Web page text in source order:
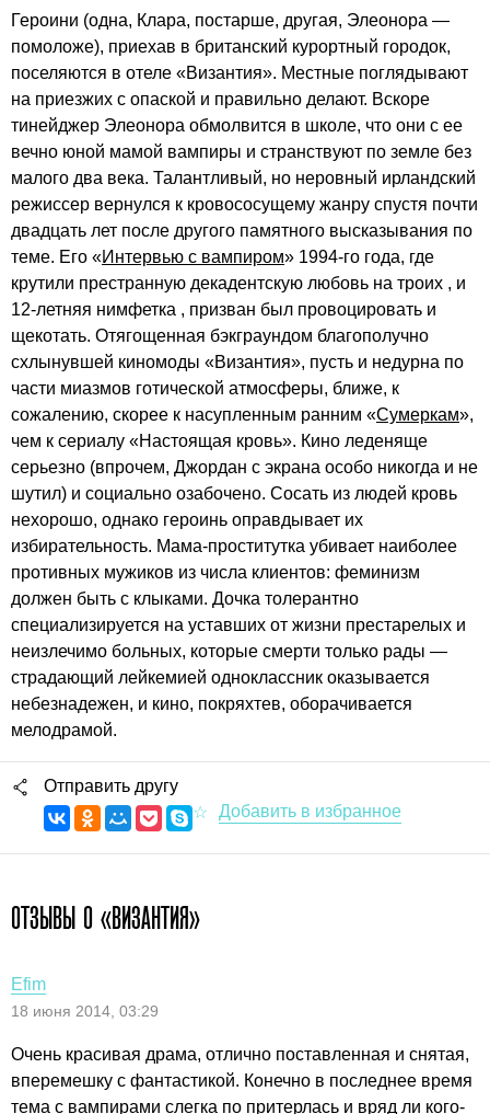
Героини (одна, Клара, постарше, другая, Элеонора —
помоложе), приехав в британский курортный городок,
поселяются в отеле «Византия». Местные поглядывают
на приезжих с опаской и правильно делают. Вскоре
тинейджер Элеонора обмолвится в школе, что они с ее
вечно юной мамой вампиры и странствуют по земле без
малого два века. Талантливый, но неровный ирландский
режиссер вернулся к кровососущему жанру спустя почти
двадцать лет после другого памятного высказывания по
теме. Его «Интервью с вампиром» 1994-го года, где
крутили престранную декадентскую любовь на троих , и
12-летняя нимфетка , призван был провоцировать и
щекотать. Отягощенная бэкграундом благополучно
схлынувшей киномоды «Византия», пусть и недурна по
части миазмов готической атмосферы, ближе, к
сожалению, скорее к насупленным ранним «Сумеркам»,
чем к сериалу «Настоящая кровь». Кино леденяще
серьезно (впрочем, Джордан с экрана особо никогда и не
шутил) и социально озабочено. Сосать из людей кровь
нехорошо, однако героинь оправдывает их
избирательность. Мама-проститутка убивает наиболее
противных мужиков из числа клиентов: феминизм
должен быть с клыками. Дочка толерантно
специализируется на уставших от жизни престарелых и
неизлечимо больных, которые смерти только рады —
страдающий лейкемией одноклассник оказывается
небезнадежен, и кино, покряхтев, оборачивается
мелодрамой.
Отправить другу
ОТЗЫВЫ О «ВИЗАНТИЯ»
Efim
18 июня 2014, 03:29
Очень красивая драма, отлично поставленная и снятая,
вперемешку с фантастикой. Конечно в последнее время
тема с вампирами слегка по притерлась и вряд ли кого-